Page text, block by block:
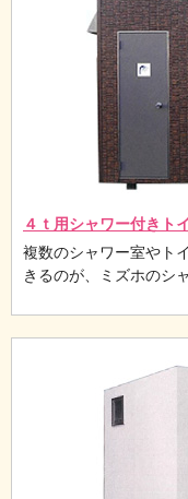
４ｔ用シャワー付きト
複数のシャワー室やト
きるのが、ミズホのシ